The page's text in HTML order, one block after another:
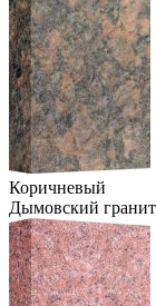
Коричневый
Дымовский гранит